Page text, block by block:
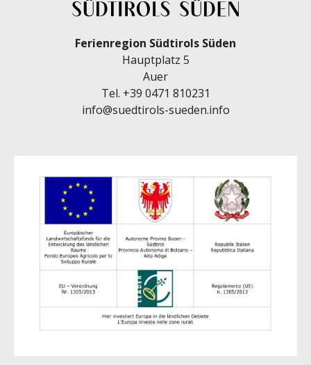
Ferienregion Südtirols Süden
Hauptplatz 5
Auer
Tel. +39 0471 810231
info@suedtirols-sueden.info